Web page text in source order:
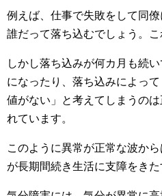
例えば、仕事で失敗をして同
誰だって落ち込むでしょう。こ
しかし落ち込みが何カ月も続
になったり、落ち込みによっ
値がない」と考えてしまうの
れています。
このように異常が正常な波か
が長期間続き生活に支障をきた